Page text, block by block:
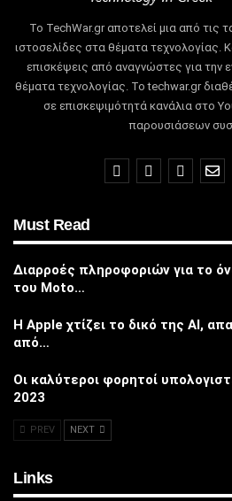
Το TechWar.gr αποτελεί μια από τις
ιστοσελίδες στα θέματα τεχνολογίας.
επισκέψεις από αναγνώστες για
θέματα τεχνολογίας. Το techwar.gr
σε επισκεψιμότητά κανάλια στο
παρουσιάσεων
Must Read
Διαρροές πληροφοριών για το
του Moto…
Η Apple χτίζει το δικό της AI,
από…
Οι καλύτεροι φορητοί
2023
PREV NEXT
Links